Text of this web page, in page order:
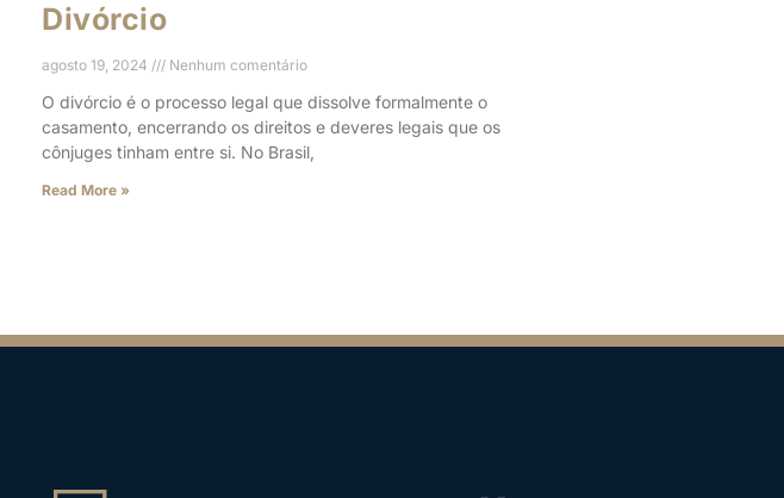
Divórcio
agosto 19, 2024 Nenhum comentário
O divórcio é o processo legal que dissolve formalmente o
casamento, encerrando os direitos e deveres legais que os
cônjuges tinham entre si. No Brasil,
Read More »